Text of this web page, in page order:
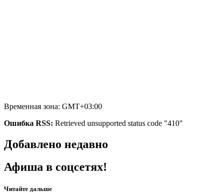
Временная зона: GMT+03:00
Ошибка RSS: Retrieved unsupported status code "410"
Добавлено недавно
Афиша в соцсетях!
Читайте дальше